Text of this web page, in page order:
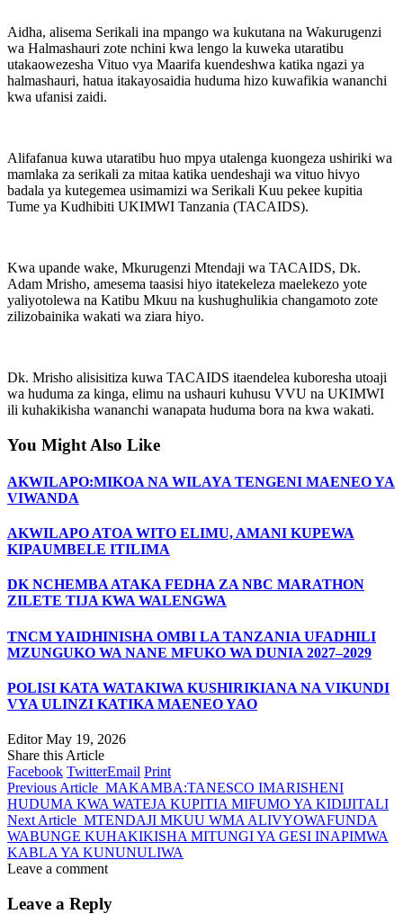
Aidha, alisema Serikali ina mpango wa kukutana na Wakurugenzi
wa Halmashauri zote nchini kwa lengo la kuweka utaratibu
utakaowezesha Vituo vya Maarifa kuendeshwa katika ngazi ya
halmashauri, hatua itakayosaidia huduma hizo kuwafikia wananchi
kwa ufanisi zaidi.
Alifafanua kuwa utaratibu huo mpya utalenga kuongeza ushiriki wa
mamlaka za serikali za mitaa katika uendeshaji wa vituo hivyo
badala ya kutegemea usimamizi wa Serikali Kuu pekee kupitia
Tume ya Kudhibiti UKIMWI Tanzania (TACAIDS).
Kwa upande wake, Mkurugenzi Mtendaji wa TACAIDS, Dk.
Adam Mrisho, amesema taasisi hiyo itatekeleza maelekezo yote
yaliyotolewa na Katibu Mkuu na kushughulikia changamoto zote
zilizobainika wakati wa ziara hiyo.
Dk. Mrisho alisisitiza kuwa TACAIDS itaendelea kuboresha utoaji
wa huduma za kinga, elimu na ushauri kuhusu VVU na UKIMWI
ili kuhakikisha wananchi wanapata huduma bora na kwa wakati.
You Might Also Like
AKWILAPO:MIKOA NA WILAYA TENGENI MAENEO YA
VIWANDA
AKWILAPO ATOA WITO ELIMU, AMANI KUPEWA
KIPAUMBELE ITILIMA
DK NCHEMBA ATAKA FEDHA ZA NBC MARATHON
ZILETE TIJA KWA WALENGWA
TNCM YAIDHINISHA OMBI LA TANZANIA UFADHILI
MZUNGUKO WA NANE MFUKO WA DUNIA 2027–2029
POLISI KATA WATAKIWA KUSHIRIKIANA NA VIKUNDI
VYA ULINZI KATIKA MAENEO YAO
Editor May 19, 2026
Share this Article
Facebook TwitterEmail Print
Previous Article MAKAMBA:TANESCO IMARISHENI
HUDUMA KWA WATEJA KUPITIA MIFUMO YA KIDIJITALI
Next Article MTENDAJI MKUU WMA ALIVYOWAFUNDA
WABUNGE KUHAKIKISHA MITUNGI YA GESI INAPIMWA
KABLA YA KUNUNULIWA
Leave a comment
Leave a Reply